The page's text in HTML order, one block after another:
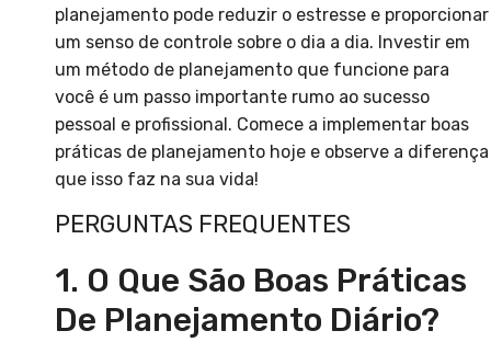
planejamento pode reduzir o estresse e proporcionar
um senso de controle sobre o dia a dia. Investir em
um método de planejamento que funcione para
você é um passo importante rumo ao sucesso
pessoal e profissional. Comece a implementar boas
práticas de planejamento hoje e observe a diferença
que isso faz na sua vida!
PERGUNTAS FREQUENTES
1. O Que São Boas Práticas
De Planejamento Diário?